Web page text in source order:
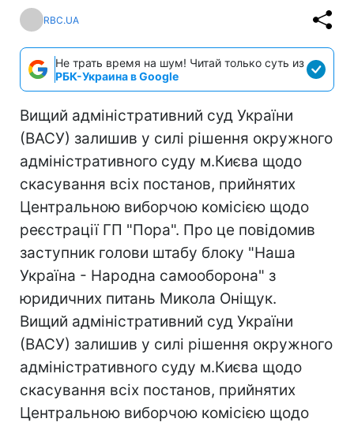
RBC.UA
Не трать время на шум! Читай только суть из
РБК-Украина в Google
Вищий адміністративний суд України
(ВАСУ) залишив у силі рішення окружного
адміністративного суду м.Києва щодо
скасування всіх постанов, прийнятих
Центральною виборчою комісією щодо
реєстрації ГП "Пора". Про це повідомив
заступник голови штабу блоку "Наша
Україна - Народна самооборона" з
юридичних питань Микола Оніщук.
Вищий адміністративний суд України
(ВАСУ) залишив у силі рішення окружного
адміністративного суду м.Києва щодо
скасування всіх постанов, прийнятих
Центральною виборчою комісією щодо